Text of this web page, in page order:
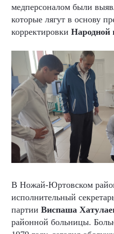
медперсоналом были
которые лягут в основу
корректировки Народной
В Ножай-Юртовском
исполнительный
партии Виспаша
районной больницы.